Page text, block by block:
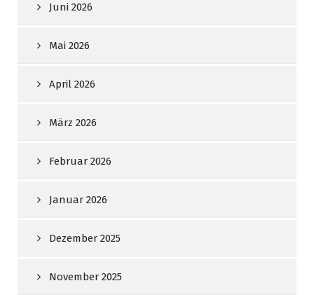
Juni 2026
Mai 2026
April 2026
März 2026
Februar 2026
Januar 2026
Dezember 2025
November 2025